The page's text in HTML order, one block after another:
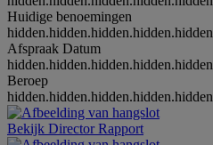
Huidige benoemingen
hidden.hidden.hidden.hidden.hidden
Afspraak Datum
hidden.hidden.hidden.hidden.hidden
Beroep
hidden.hidden.hidden.hidden.hidden
Bekijk Director Rapport